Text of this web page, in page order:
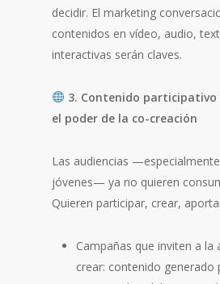
decidir. El marketing
contenidos en vídeo, audio,
interactivas serán claves.
3. Contenido
el poder de la co-creación
Las audiencias
jóvenes— ya no quieren
Quieren participar, crear,
Campañas que inviten a la
crear: contenido generado